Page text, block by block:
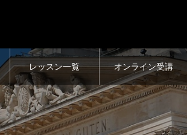
レッスン一覧 オンライン受講